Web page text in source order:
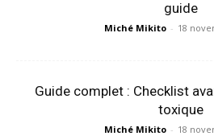
guide
Miché Mikito - 18
Guide complet : Checklist
toxique
Miché Mikito - 18